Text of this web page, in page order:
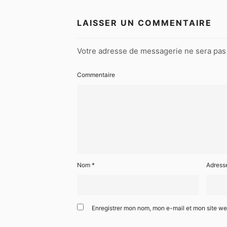
LAISSER UN COMMENTAIRE
Votre adresse de messagerie ne sera
Commentaire
Nom *
Enregistrer mon nom, mon e-mail et mon site